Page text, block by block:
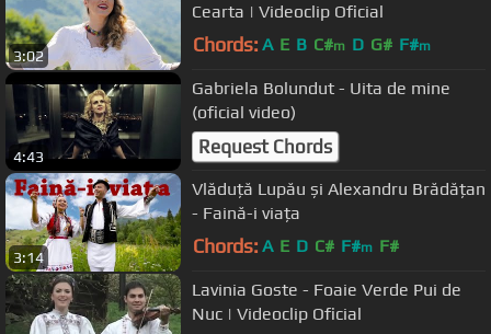
3:02
Cearta | Videoclip Oficial
Chords: A E B C#m D G# F#m
4:43
Gabriela Bolundut - Uita de mine
(oficial video)
Request Chords
3:14
Vlăduță Lupău și Alexandru Brădățan
- Faină-i viața
Chords: A E D C# F#m F#
Lavinia Goste - Foaie Verde Pui de
Nuc | Videoclip Oficial